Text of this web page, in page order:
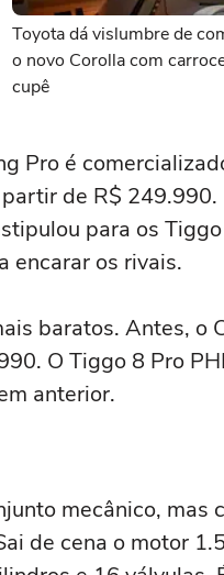
Toyota dá vislumbre de
o novo Corolla com
cupê
Pro é
de R$ 249.990.
para os
encarar os rivais.
baratos. Antes, o
O Tiggo 8 Pro
anterior.
mecânico, mas
de cena o motor